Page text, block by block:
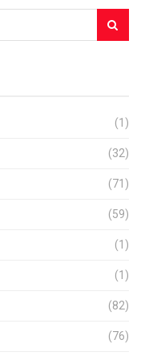
(1)
(32)
(71)
(59)
(1)
(1)
(82)
(76)